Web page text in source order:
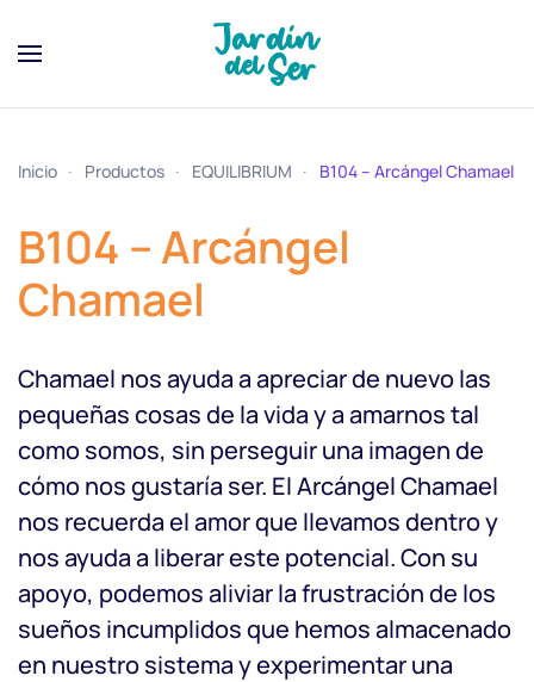
Inicio Productos EQUILIBRIUM B104 – Arcángel Chamael
B104 – Arcángel
Chamael
Chamael nos ayuda a apreciar de nuevo las
pequeñas cosas de la vida y a amarnos tal
como somos, sin perseguir una imagen de
cómo nos gustaría ser. El Arcángel Chamael
nos recuerda el amor que llevamos dentro y
nos ayuda a liberar este potencial. Con su
apoyo, podemos aliviar la frustración de los
sueños incumplidos que hemos almacenado
en nuestro sistema y experimentar una